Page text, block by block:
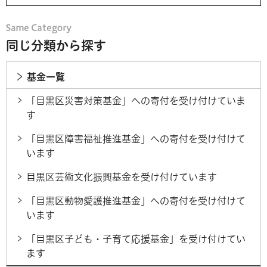
同じ分類から探す
基金一覧
「目黒区災害対策基金」への寄付を受け付けていま
す
「目黒区障害福祉推進基金」への寄付を受け付けて
います
目黒区芸術文化振興基金を受け付けています
「目黒区動物愛護推進基金」への寄付を受け付けて
います
「目黒区子ども・子育て応援基金」を受け付けてい
ます